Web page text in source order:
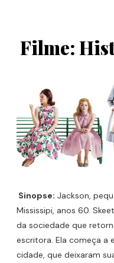
Filme:
Sinopse: Jackson,
Mississipi, anos 60.
da sociedade que
escritora. Ela começa a
cidade, que deixaram